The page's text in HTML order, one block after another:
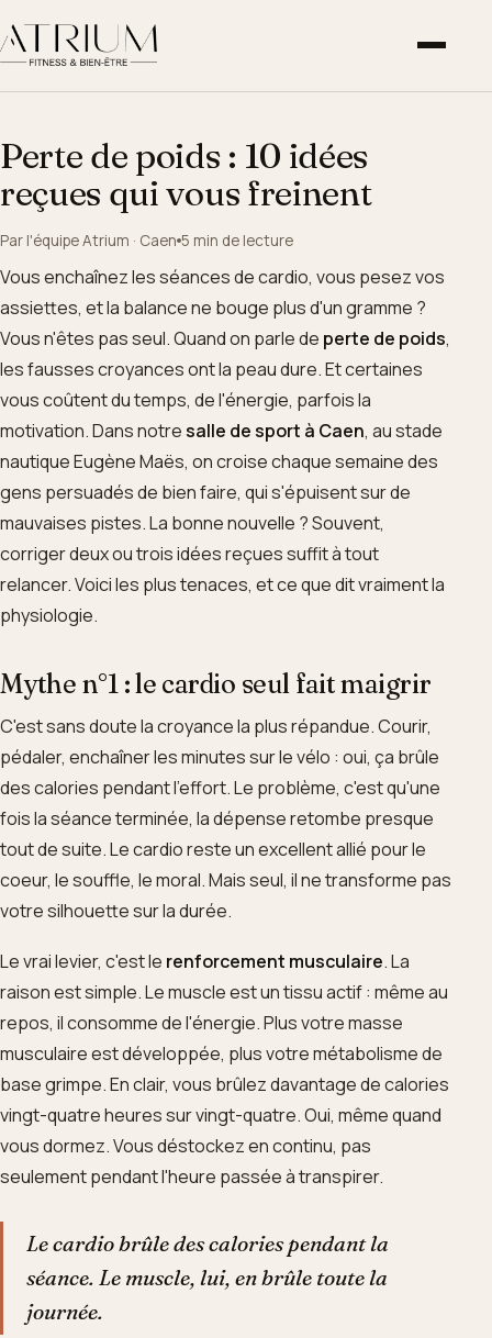
Perte de poids : 10 idées
reçues qui vous freinent
Par l'équipe Atrium · Caen 5 min de lecture
Vous enchaînez les séances de cardio, vous pesez vos
assiettes, et la balance ne bouge plus d'un gramme ?
Vous n'êtes pas seul. Quand on parle de perte de poids,
les fausses croyances ont la peau dure. Et certaines
vous coûtent du temps, de l'énergie, parfois la
motivation. Dans notresalle de sport à Caen, au stade
nautique Eugène Maës, on croise chaque semaine des
gens persuadés de bien faire, qui s'épuisent sur de
mauvaises pistes. La bonne nouvelle ? Souvent,
corriger deux ou trois idées reçues suffit à tout
relancer. Voici les plus tenaces, et ce que dit vraiment la
physiologie.
Mythe n°1 : le cardio seul fait maigrir
C'est sans doute la croyance la plus répandue. Courir,
pédaler, enchaîner les minutes sur le vélo : oui, ça brûle
des calories pendant l'effort. Le problème, c'est qu'une
fois la séance terminée, la dépense retombe presque
tout de suite. Le cardio reste un excellent allié pour le
coeur, le souffle, le moral. Mais seul, il ne transforme pas
votre silhouette sur la durée.
Le vrai levier, c'est le renforcement musculaire. La
raison est simple. Le muscle est un tissu actif : même au
repos, il consomme de l'énergie. Plus votre masse
musculaire est développée, plus votre métabolisme de
base grimpe. En clair, vous brûlez davantage de calories
vingt-quatre heures sur vingt-quatre. Oui, même quand
vous dormez. Vous déstockez en continu, pas
seulement pendant l'heure passée à transpirer.
Le cardio brûle des calories pendant la
séance. Le muscle, lui, en brûle toute la
journée.